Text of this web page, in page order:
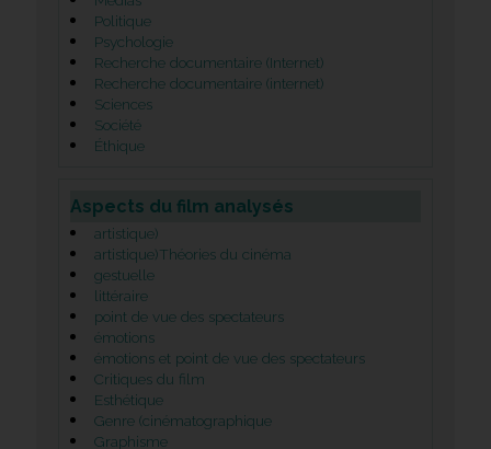
Politique
Psychologie
Recherche documentaire (Internet)
Recherche documentaire (internet)
Sciences
Société
Éthique
Aspects du film analysés
artistique)
artistique)Théories du cinéma
gestuelle
littéraire
point de vue des spectateurs
émotions
émotions et point de vue des spectateurs
Critiques du film
Esthétique
Genre (cinématographique
Graphisme